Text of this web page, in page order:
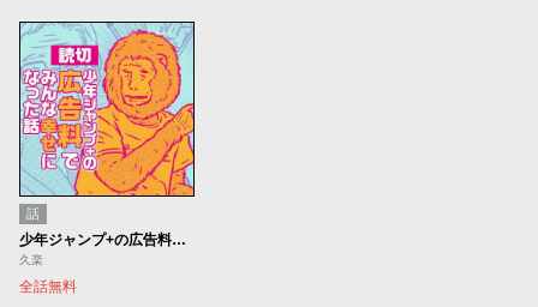
話
少年ジャンプ+の広告料でみんな幸せになった話
久楽
全話無料